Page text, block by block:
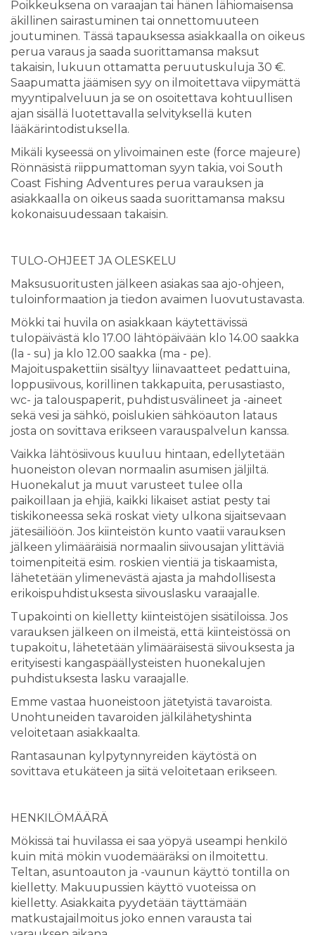
Poikkeuksena on varaajan tai hänen lähiomaisensa
äkillinen sairastuminen tai onnettomuuteen
joutuminen. Tässä tapauksessa asiakkaalla on oikeus
perua varaus ja saada suorittamansa maksut
takaisin, lukuun ottamatta peruutuskuluja 30 €.
Saapumatta jäämisen syy on ilmoitettava viipymättä
myyntipalveluun ja se on osoitettava kohtuullisen
ajan sisällä luotettavalla selvityksellä kuten
lääkärintodistuksella.
Mikäli kyseessä on ylivoimainen este (force majeure)
Rönnäsistä riippumattoman syyn takia, voi South
Coast Fishing Adventures perua varauksen ja
asiakkaalla on oikeus saada suorittamansa maksu
kokonaisuudessaan takaisin.
TULO-OHJEET JA OLESKELU
Maksusuoritusten jälkeen asiakas saa ajo-ohjeen,
tuloinformaation ja tiedon avaimen luovutustavasta.
Mökki tai huvila on asiakkaan käytettävissä
tulopäivästä klo 17.00 lähtöpäivään klo 14.00 saakka
(la - su) ja klo 12.00 saakka (ma - pe).
Majoituspakettiin sisältyy liinavaatteet pedattuina,
loppusiivous, korillinen takkapuita, perusastiasto,
wc- ja talouspaperit, puhdistusvälineet ja -aineet
sekä vesi ja sähkö, poislukien sähköauton lataus
josta on sovittava erikseen varauspalvelun kanssa.
Vaikka lähtösiivous kuuluu hintaan, edellytetään
huoneiston olevan normaalin asumisen jäljiltä.
Huonekalut ja muut varusteet tulee olla
paikoillaan ja ehjiä, kaikki likaiset astiat pesty tai
tiskikoneessa sekä roskat viety ulkona sijaitsevaan
jätesäiliöön. Jos kiinteistön kunto vaatii varauksen
jälkeen ylimääräisiä normaalin siivousajan ylittäviä
toimenpiteitä esim. roskien vientiä ja tiskaamista,
lähetetään ylimenevästä ajasta ja mahdollisesta
erikoispuhdistuksesta siivouslasku varaajalle.
Tupakointi on kielletty kiinteistöjen sisätiloissa. Jos
varauksen jälkeen on ilmeistä, että kiinteistössä on
tupakoitu, lähetetään ylimääräisestä siivouksesta ja
erityisesti kangaspäällysteisten huonekalujen
puhdistuksesta lasku varaajalle.
Emme vastaa huoneistoon jätetyistä tavaroista.
Unohtuneiden tavaroiden jälkilähetyshinta
veloitetaan asiakkaalta.
Rantasaunan kylpytynnyreiden käytöstä on
sovittava etukäteen ja siitä veloitetaan erikseen.
HENKILÖMÄÄRÄ
Mökissä tai huvilassa ei saa yöpyä useampi henkilö
kuin mitä mökin vuodemääräksi on ilmoitettu.
Teltan, asuntoauton ja -vaunun käyttö tontilla on
kielletty. Makuupussien käyttö vuoteissa on
kielletty. Asiakkaita pyydetään täyttämään
matkustajailmoitus joko ennen varausta tai